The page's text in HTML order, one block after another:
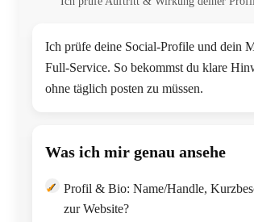
Ich prüfe deine Social-Profile und dein
Full-Service. So bekommst du klare
ohne täglich posten zu müssen.
Was ich mir genau ansehe
✓ Profil & Bio: Name/Handle,
zur Website?